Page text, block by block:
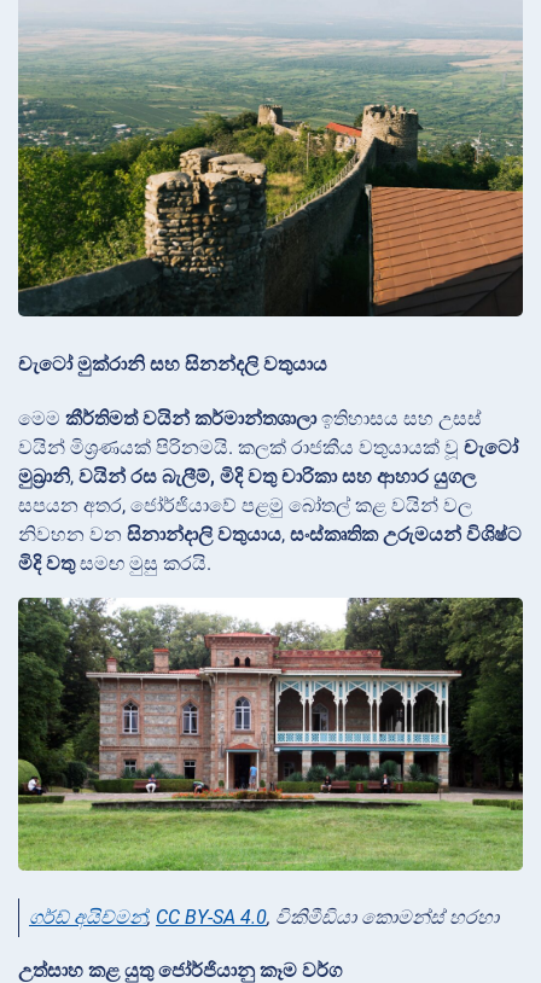
චැටෝ මුක්රානි සහ සිනන්දලි වතුයාය
මෙම කීර්තිමත් වයින් කර්මාන්තශාලාඉතිහාසය සහ උසස්
වයින් මිශ්‍රණයක් පිරිනමයි. කලක් රාජකීය වතුයායක් වූ චැටෝ
මුඛ්‍රානි, වයින් රස බැලීම්, මිදි වතු චාරිකා සහ ආහාර යුගල
සපයන අතර, ජෝර්ජියාවේ පළමු බෝතල් කළ වයින් වල
නිවහන වන සිනාන්දාලි වතුයාය, සංස්කෘතික උරුමයන් විශිෂ්ට
මිදි වතුසමඟ මුසු කරයි.
ගර්ඩ් අයිච්මන්, CC BY-SA 4.0, විකිමීඩියා කොමන්ස් හරහා
උත්සාහ කළ යුතු ජෝර්ජියානු කෑම වර්ග